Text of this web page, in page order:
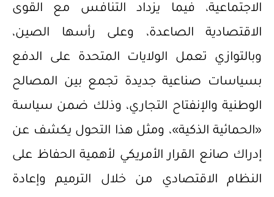
الاجتماعية، فيما يزداد التنافس مع القوى
الاقتصادية الصاعدة، وعلى رأسها الصين،
وبالتوازي تعمل الولايات المتحدة على الدفع
بسياسات صناعية جديدة تجمع بين المصالح
الوطنية والإنفتاح التجاري، وذلك ضمن سياسة
«الحمائية الذكية»، ومثل هذا التحول يكشف عن
إدراك صانع القرار الأمريكي لأهمية الحفاظ على
النظام الاقتصادي من خلال الترميم وإعادة